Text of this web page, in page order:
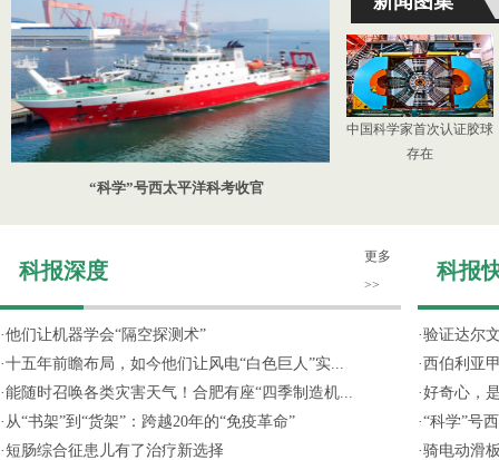
“科学”号西太平洋科考收官
中国科学家首次认证胶球
存在
科报深度
更多
>>
·他们让机器学会“隔空探测术”
·十五年前瞻布局，如今他们让风电“白色巨人”实...
·能随时召唤各类灾害天气！合肥有座“四季制造机...
· 从“书架”到“货架”：跨越20年的“免疫革命”
· 短肠综合征患儿有了治疗新选择
科报
·验证达尔
· 西伯利亚
·好奇心，
·“科学”号
·骑电动滑